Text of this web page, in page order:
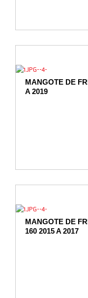
MANGOTE DE
A 2019
MANGOTE DE
160 2015 A 2017